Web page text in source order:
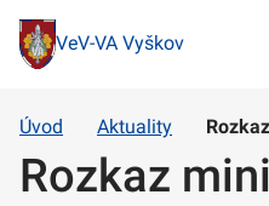
VeV-VA Vyškov
Úvod Aktuality
Rozkaz